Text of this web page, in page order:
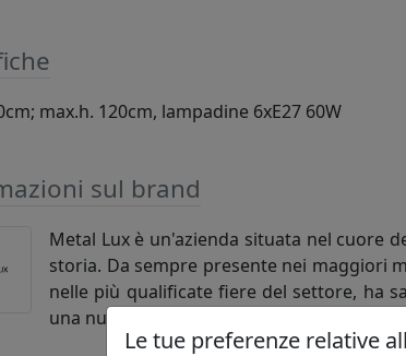
max.h. 120cm, lampadine 6xE27 60W
sul brand
Metal Lux è un'azienda situata nel cuore
storia. Da sempre presente nei maggiori
nelle più qualificate fiere del settore, ha
una nutrita schiera di maestranze
Le tue preferenze relative